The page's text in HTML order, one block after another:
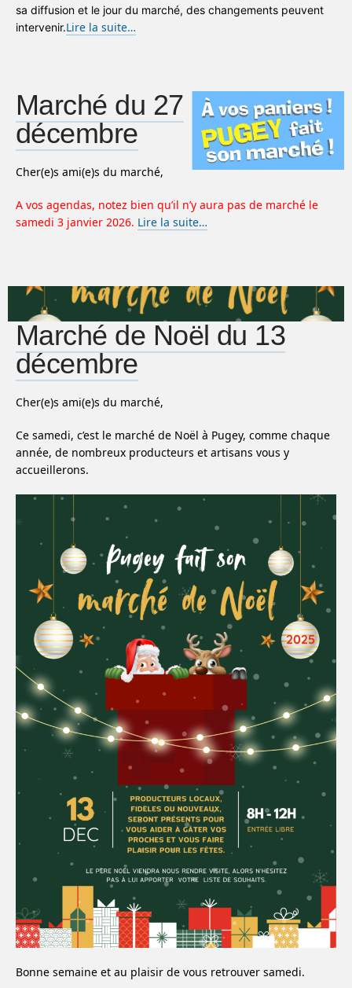
sa diffusion et le jour du marché, des changements peuvent
intervenir.Lire la suite…
Marché du 27
décembre
Cher(e)s ami(e)s du marché,
A vos agendas, notez bien qu’il n’y aura pas de marché le
samedi 3 janvier 2026. Lire la suite…
Marché de Noël du 13
décembre
Cher(e)s ami(e)s du marché,
Ce samedi, c’est le marché de Noël à Pugey, comme chaque
année, de nombreux producteurs et artisans vous y
accueillerons.
Bonne semaine et au plaisir de vous retrouver samedi.